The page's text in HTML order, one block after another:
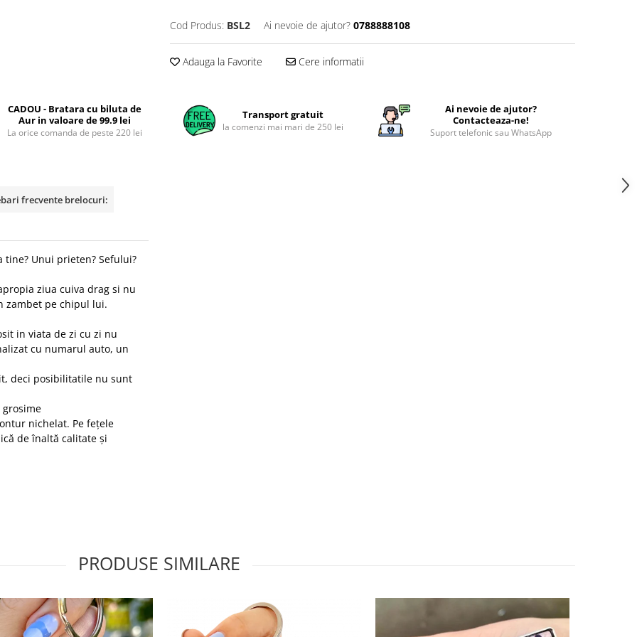
Cod Produs: BSL2 Ai nevoie de ajutor? 0788888108
Adauga la Favorite Cere informatii
CADOU - Bratara cu biluta de
Aur in valoare de 99.9 lei
La orice comanda de peste 220 lei
Transport gratuit
la comenzi mai mari de 250 lei
Ai nevoie de ajutor?
Contacteaza-ne!
Suport telefonic sau WhatsApp
frecvente brelocuri:
Unui prieten? Sefului?
ziua cuiva drag si nu
zambet pe chipul lui.
in viata de zi cu zi nu
cu numarul auto, un
deci posibilitatile nu sunt
nichelat. Pe fețele
de înaltă calitate și
PRODUSE SIMILARE